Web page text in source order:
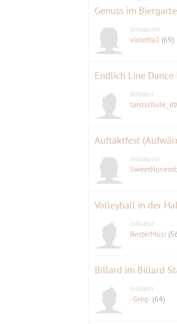
Genuss im
Initiatorin
violetta2 (69)
Endlich Line
Initiator
Auftaktfest
Initiatorin
Volleyball in der
Initiator
BesterMüsi
Billard im Billard
Initiator
-Greg- (64)